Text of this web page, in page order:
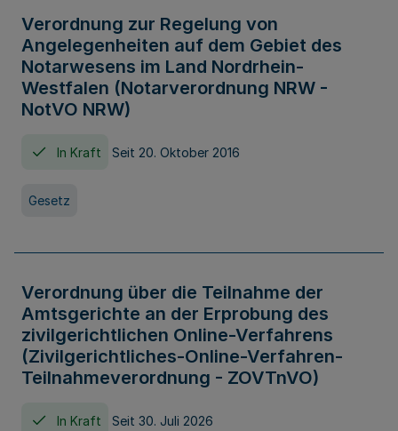
Verordnung zur Regelung von
Angelegenheiten auf dem Gebiet des
Notarwesens im Land Nordrhein-
Westfalen (Notarverordnung NRW -
NotVO NRW)
In Kraft Seit 20. Oktober 2016
Gesetz
Verordnung über die Teilnahme der
Amtsgerichte an der Erprobung des
zivilgerichtlichen Online-Verfahrens
(Zivilgerichtliches-Online-Verfahren-
Teilnahmeverordnung - ZOVTnVO)
In Kraft Seit 30. Juli 2026